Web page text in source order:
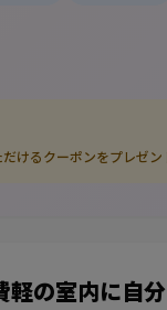
けるクーポンをプレゼン
の室内に自